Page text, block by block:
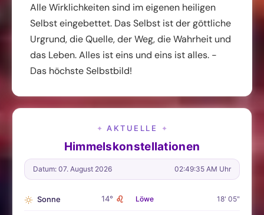
Alle Wirklichkeiten sind im eigenen heiligen
Selbst eingebettet. Das Selbst ist der göttliche
Urgrund, die Quelle, der Weg, die Wahrheit und
das Leben. Alles ist eins und eins ist alles. -
Das höchste Selbstbild!
✦ AKTUELLE ✦
Himmelskonstellationen
Datum: 07. August 2026 02:49:37 AM Uhr
Sonne 14° ♌ Löwe 18' 05"